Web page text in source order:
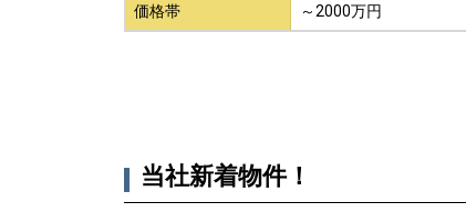
価格帯 ～2000万円
当社新着物件！